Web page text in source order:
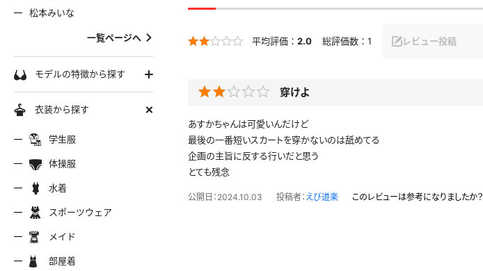
ラー夏服 セーラー中間服 セーラー冬服
ジャージ
ベスト
服
ミズ
松本みいな
一覧ページへ
モデルの特徴から探す
スレンダー
ムチムチ
ミニマム
色白
美脚
美尻
衣装から探す
学生服
セーラー服
制服シャツ 制服ジャージ
制服パーカー
体操服
水着
スポーツウェア
メイド
部屋着
平均評価： 2.0 総評価数： 1 レビュー投稿
穿けよ
あすかちゃんは可愛いんだけど
最後の一番短いスカートを穿かないのは舐めてる
企画の主旨に反する行いだと思う
とても残念
公開日：2024.10.03 投稿者： えび道楽 このレビューは参考になりましたか？